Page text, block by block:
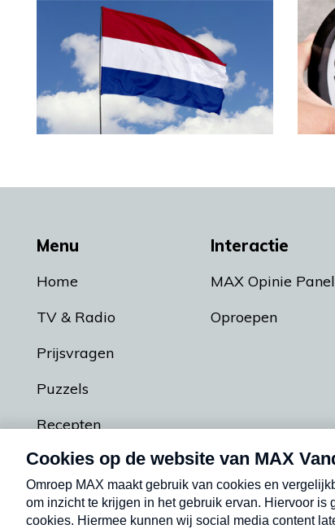
Menu
Home
TV & Radio
Prijsvragen
Puzzels
Recepten
Podcasts
Interactie
MAX Opinie Panel
Oproepen